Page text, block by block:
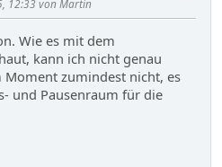
12:33 von Martin
Wie es mit dem
kann ich nicht genau
zumindest nicht, es
und Pausenraum für die